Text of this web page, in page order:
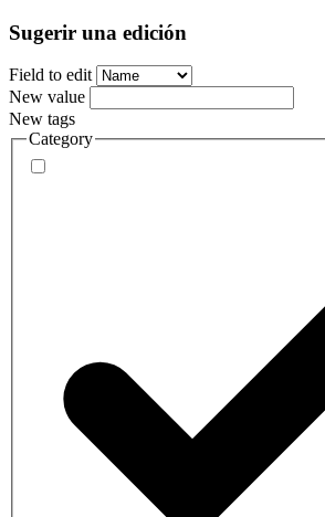
Sugerir una edición
Field to edit
New value
New tags
Category